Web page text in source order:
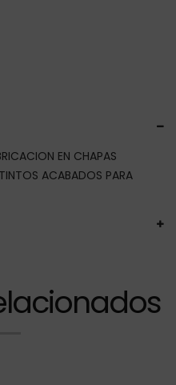
EN CHAPAS
ACABADOS PARA